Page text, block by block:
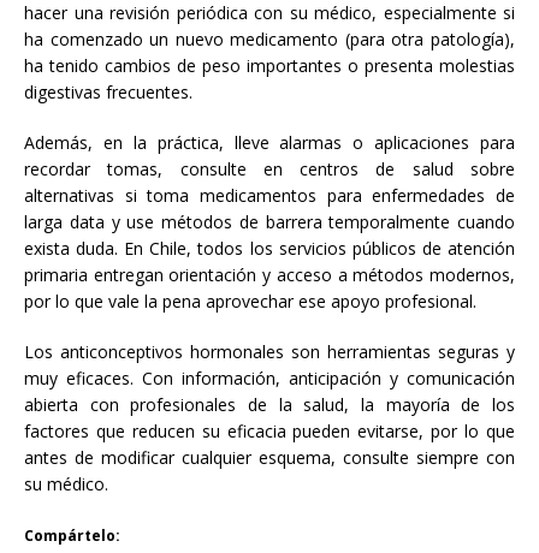
hacer una revisión periódica con su médico, especialmente si
ha comenzado un nuevo medicamento (para otra patología),
ha tenido cambios de peso importantes o presenta molestias
digestivas frecuentes.
Además, en la práctica, lleve alarmas o aplicaciones para
recordar tomas, consulte en centros de salud sobre
alternativas si toma medicamentos para enfermedades de
larga data y use métodos de barrera temporalmente cuando
exista duda. En Chile, todos los servicios públicos de atención
primaria entregan orientación y acceso a métodos modernos,
por lo que vale la pena aprovechar ese apoyo profesional.
Los anticonceptivos hormonales son herramientas seguras y
muy eficaces. Con información, anticipación y comunicación
abierta con profesionales de la salud, la mayoría de los
factores que reducen su eficacia pueden evitarse, por lo que
antes de modificar cualquier esquema, consulte siempre con
su médico.
Compártelo: